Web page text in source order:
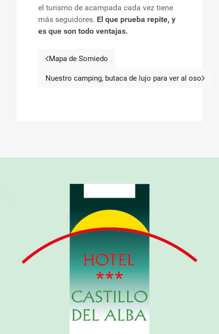
el turismo de acampada cada vez tiene
más seguidores. El que prueba repite, y
es que son todo ventajas.
Artículo anterior: Mapa de Somiedo
Mapa de Somiedo
Artículo siguiente: Nuestro
Nuestro camping, butaca de lujo para ver al oso